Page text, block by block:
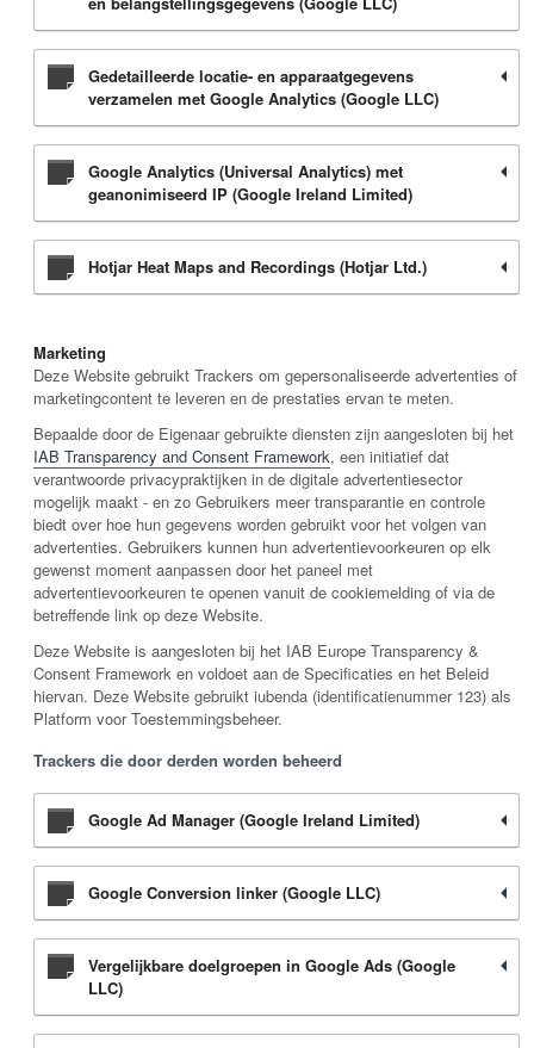
Gedetailleerde locatie- en apparaatgegevens
verzamelen met Google Analytics (Google LLC)
Google Analytics (Universal Analytics) met
geanonimiseerd IP (Google Ireland Limited)
Hotjar Heat Maps and Recordings (Hotjar Ltd.)
Marketing
Deze Website gebruikt Trackers om gepersonaliseerde advertenties of
marketingcontent te leveren en de prestaties ervan te meten.
Bepaalde door de Eigenaar gebruikte diensten zijn aangesloten bij het
IAB Transparency and Consent Framework, een initiatief dat
verantwoorde privacypraktijken in de digitale advertentiesector
mogelijk maakt - en zo Gebruikers meer transparantie en controle
biedt over hoe hun gegevens worden gebruikt voor het volgen van
advertenties. Gebruikers kunnen hun advertentievoorkeuren op elk
gewenst moment aanpassen door het paneel met
advertentievoorkeuren te openen vanuit de cookiemelding of via de
betreffende link op deze Website.
Deze Website is aangesloten bij het IAB Europe Transparency &
Consent Framework en voldoet aan de Specificaties en het Beleid
hiervan. Deze Website gebruikt iubenda (identificatienummer 123) als
Platform voor Toestemmingsbeheer.
Trackers die door derden worden beheerd
Google Ad Manager (Google Ireland Limited)
Google Conversion linker (Google LLC)
Vergelijkbare doelgroepen in Google Ads (Google
LLC)